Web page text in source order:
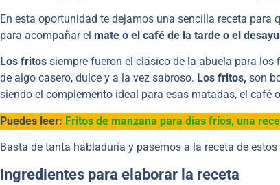
En esta oportunidad te dejamos una sencilla receta
para acompañar el mate o el café de la tarde o el
Los fritos siempre fueron el clásico de la abuela para los
de algo casero, dulce y a la vez sabroso. Los fritos, son
siendo el complemento ideal para esas matadas, el café
Puedes leer: Fritos de manzana para días fríos, una
Basta de tanta habladuría y pasemos a la receta de
Ingredientes para elaborar la receta